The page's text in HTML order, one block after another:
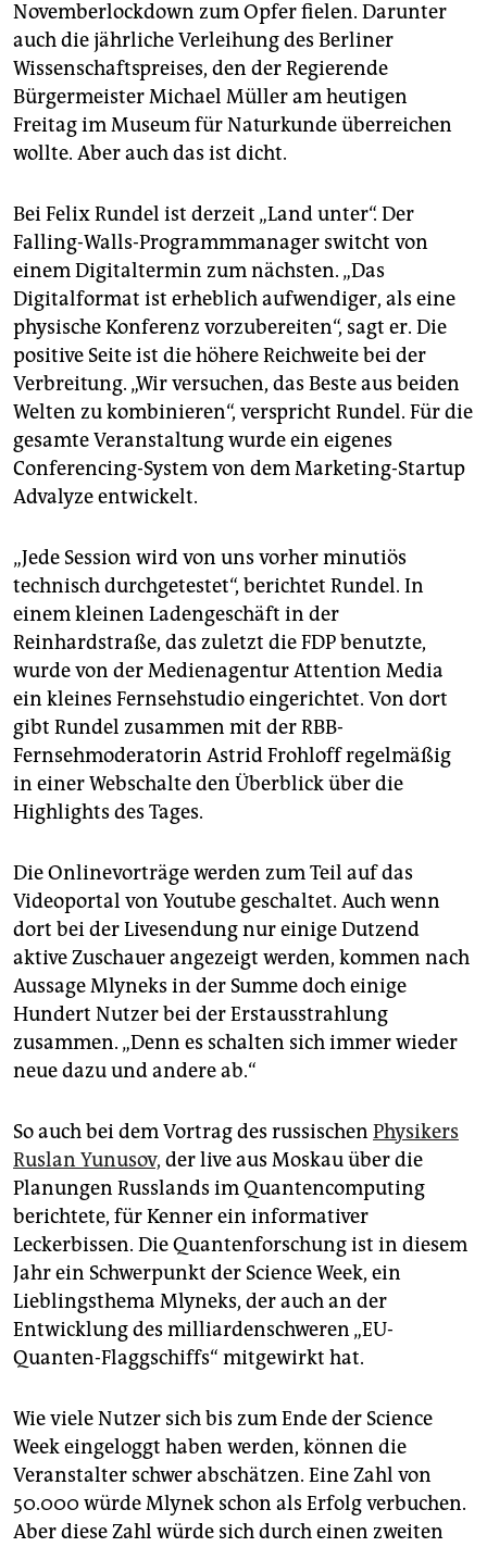
Novemberlockdown zum Opfer fielen. Darunter
auch die jährliche Verleihung des Berliner
Wissenschaftspreises, den der Regierende
Bürgermeister Michael Müller am heutigen
Freitag im Museum für Naturkunde überreichen
wollte. Aber auch das ist dicht.
Bei Felix Rundel ist derzeit „Land unter“. Der
Falling-Walls-Programmmanager switcht von
einem Digitaltermin zum nächsten. „Das
Digitalformat ist erheblich aufwendiger, als eine
physische Konferenz vorzubereiten“, sagt er. Die
positive Seite ist die höhere Reichweite bei der
Verbreitung. „Wir versuchen, das Beste aus beiden
Welten zu kombinieren“, verspricht Rundel. Für die
gesamte Veranstaltung wurde ein eigenes
Conferencing-System von dem Marketing-Startup
Advalyze entwickelt.
„Jede Session wird von uns vorher minutiös
technisch durchgetestet“, berichtet Rundel. In
einem kleinen Ladengeschäft in der
Reinhardstraße, das zuletzt die FDP benutzte,
wurde von der Medienagentur Attention Media
ein kleines Fernsehstudio eingerichtet. Von dort
gibt Rundel zusammen mit der RBB-
Fernsehmoderatorin Astrid Frohloff regelmäßig
in einer Webschalte den Überblick über die
Highlights des Tages.
Die Onlinevorträge werden zum Teil auf das
Videoportal von Youtube geschaltet. Auch wenn
dort bei der Livesendung nur einige Dutzend
aktive Zuschauer angezeigt werden, kommen nach
Aussage Mlyneks in der Summe doch einige
Hundert Nutzer bei der Erstausstrahlung
zusammen. „Denn es schalten sich immer wieder
neue dazu und andere ab.“
So auch bei dem Vortrag des russischen Physikers
Ruslan Yunusov, der live aus Moskau über die
Planungen Russlands im Quantencomputing
berichtete, für Kenner ein informativer
Leckerbissen. Die Quantenforschung ist in diesem
Jahr ein Schwerpunkt der Science Week, ein
Lieblingsthema Mlyneks, der auch an der
Entwicklung des milliardenschweren „EU-
Quanten-Flaggschiffs“ mitgewirkt hat.
Wie viele Nutzer sich bis zum Ende der Science
Week eingeloggt haben werden, können die
Veranstalter schwer abschätzen. Eine Zahl von
50.000 würde Mlynek schon als Erfolg verbuchen.
Aber diese Zahl würde sich durch einen zweiten